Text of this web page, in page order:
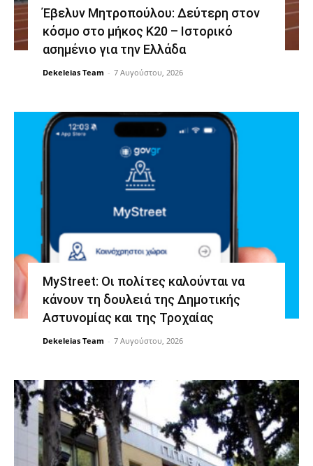
Έβελυν Μητροπούλου: Δεύτερη στον
κόσμο στο μήκος Κ20 – Ιστορικό
ασημένιο για την Ελλάδα
Dekeleias Team - 7 Αυγούστου, 2026
MyStreet: Οι πολίτες καλούνται να
κάνουν τη δουλειά της Δημοτικής
Αστυνομίας και της Τροχαίας
Dekeleias Team - 7 Αυγούστου, 2026